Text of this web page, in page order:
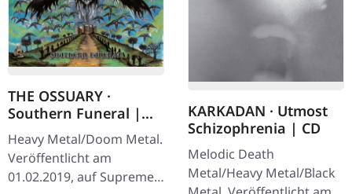
THE OSSUARY ·
Southern Funeral |
DIGIPAK CD
Heavy Metal/Doom Metal.
Veröffentlicht am
01.02.2019, auf Supreme
KARKADAN · Utmost
Schizophrenia | CD
Melodic Death
Metal/Heavy Metal/Black